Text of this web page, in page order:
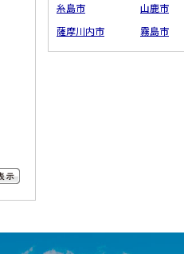
糸島市 山鹿市
薩摩川内市
霧島市